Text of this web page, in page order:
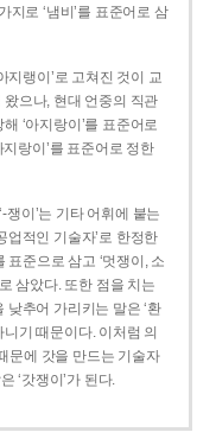
지로 ‘냄비’를 표준어로 삼
지랭이’로 고쳐진 것이 교
왔으나, 현대 언중의 직관
‘아지랑이’를 표준어로
랑이’를 표준어로 정한
쟁이’는 기타 어휘에 붙는
업적인 기술자’로 한정한
표준으로 삼고 ‘멋쟁이, 소
삼았다. 또한 점을 치는
낮추어 가리키는 말은 ‘환
기 때문이다. 이처럼 의
문에 갓을 만드는 기술자
‘갓쟁이’가 된다.